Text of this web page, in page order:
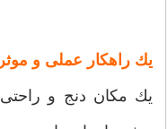
یك راهكار عملی و موثر
یك مكان دنج و راحتی